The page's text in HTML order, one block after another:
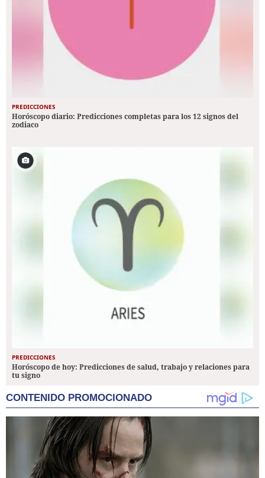
PREDICCIONES
Horóscopo diario: Predicciones completas para los 12 signos del
zodiaco
PREDICCIONES
Horóscopo de hoy: Predicciones de salud, trabajo y relaciones para
tu signo
CONTENIDO PROMOCIONADO